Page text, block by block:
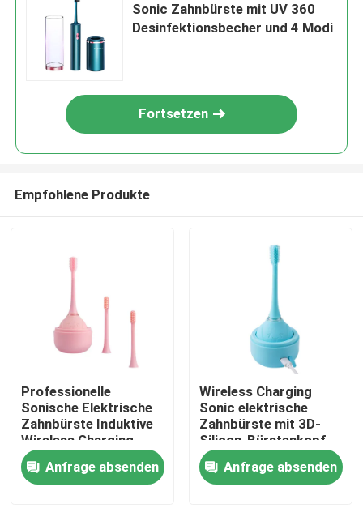
Zu Hause
Sonic Zahnbürste mit UV 360
Desinfektionsbecher und 4 Modi
Fortsetzen
Empfohlene Produkte
Professionelle
Sonische Elektrische
Zahnbürste Induktive
Wireless Charging
IPX7 Wasserdichte
Elektrische
Zahnbürste
Anfrage absenden
Wireless Charging
Sonic elektrische
Zahnbürste mit 3D-
Silicon-Bürstenkopf
und Smart Timer
Anfrage absenden